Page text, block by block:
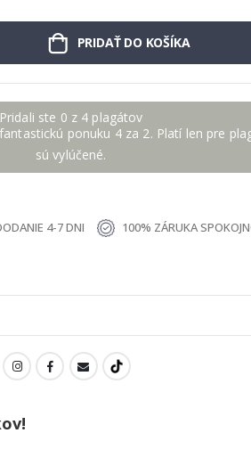
PRIDAŤ DO KOŠÍKA
Pridali ste 0 z 4 plagátov
ponuku 4 za 2. Platí len pre
sú vylúčené.
4-7 DNI 100% ZÁRUKA